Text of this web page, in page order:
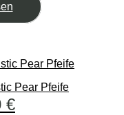
Pear Pfeife
€